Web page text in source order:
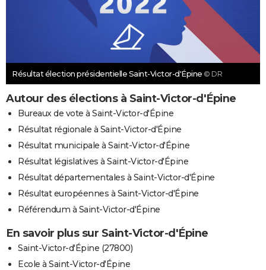
Résultat élection présidentielle Saint-Victor-d'Épine © DR
Autour des élections à Saint-Victor-d'Épine
Bureaux de vote à Saint-Victor-d'Épine
Résultat régionale à Saint-Victor-d'Épine
Résultat municipale à Saint-Victor-d'Épine
Résultat législatives à Saint-Victor-d'Épine
Résultat départementales à Saint-Victor-d'Épine
Résultat européennes à Saint-Victor-d'Épine
Référendum à Saint-Victor-d'Épine
En savoir plus sur Saint-Victor-d'Épine
Saint-Victor-d'Épine (27800)
Ecole à Saint-Victor-d'Épine